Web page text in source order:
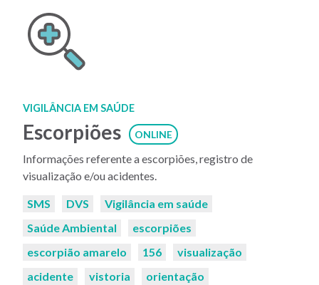
VIGILÂNCIA EM SAÚDE
Escorpiões ONLINE
Informações referente a escorpiões, registro de
visualização e/ou acidentes.
Palavras-
SMS DVS
Vigilância em saúde
Saúde Ambiental
escorpiões
escorpião amarelo
156
visualização
acidente
vistoria orientação